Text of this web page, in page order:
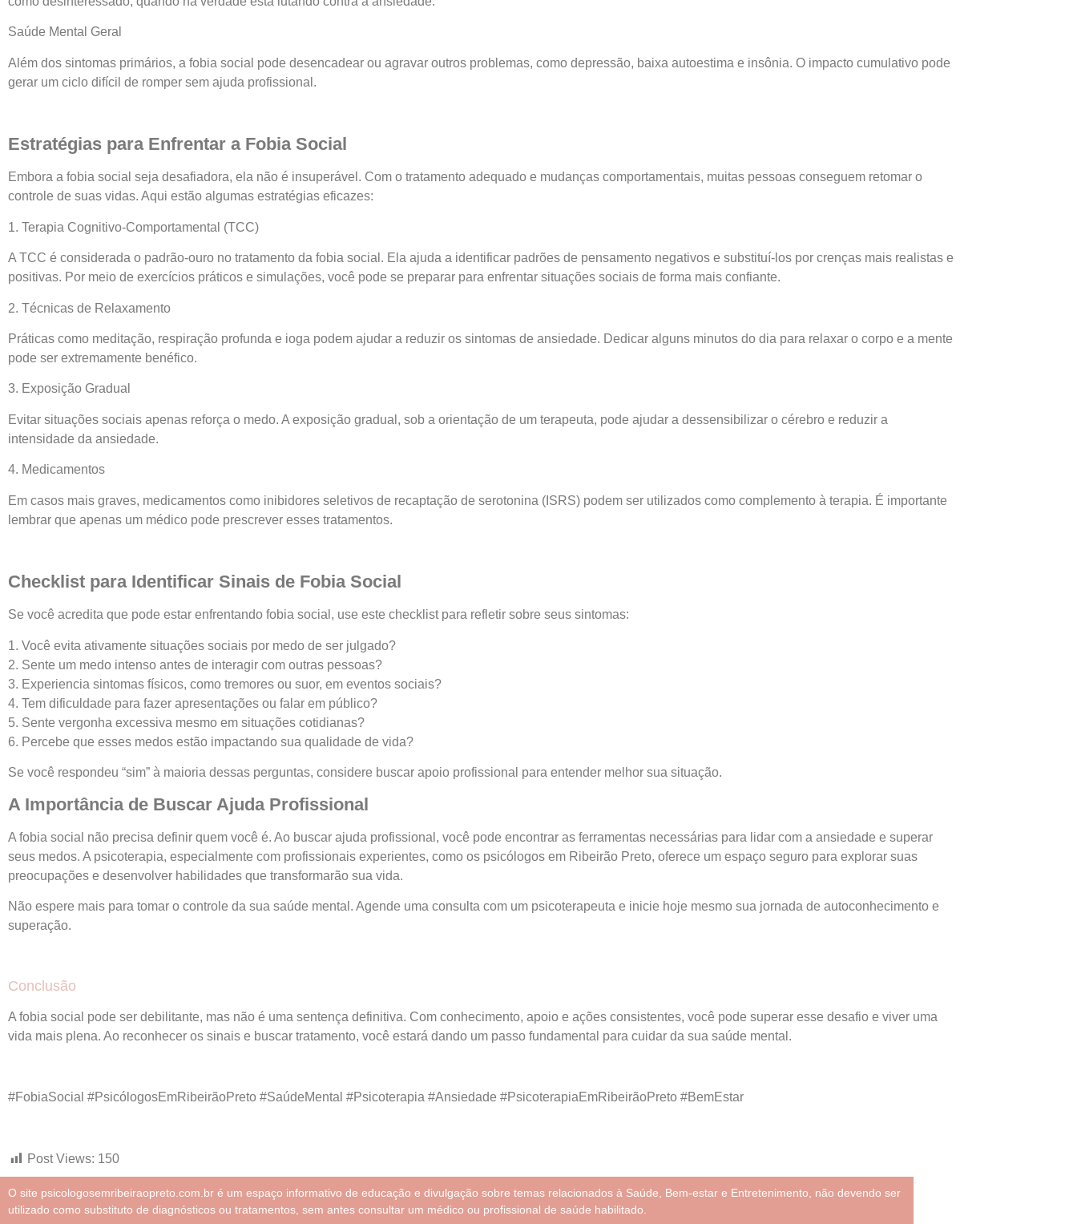
Saúde Mental Geral
Além dos sintomas primários, a fobia social pode desencadear ou agravar outros problemas, como depressão, baixa autoestima e insônia. O impacto cumulativo pode
gerar um ciclo difícil de romper sem ajuda profissional.
Estratégias para Enfrentar a Fobia Social
Embora a fobia social seja desafiadora, ela não é insuperável. Com o tratamento adequado e mudanças comportamentais, muitas pessoas conseguem retomar o
controle de suas vidas. Aqui estão algumas estratégias eficazes:
1. Terapia Cognitivo-Comportamental (TCC)
A TCC é considerada o padrão-ouro no tratamento da fobia social. Ela ajuda a identificar padrões de pensamento negativos e substituí-los por crenças mais realistas e
positivas. Por meio de exercícios práticos e simulações, você pode se preparar para enfrentar situações sociais de forma mais confiante.
2. Técnicas de Relaxamento
Práticas como meditação, respiração profunda e ioga podem ajudar a reduzir os sintomas de ansiedade. Dedicar alguns minutos do dia para relaxar o corpo e a mente
pode ser extremamente benéfico.
3. Exposição Gradual
Evitar situações sociais apenas reforça o medo. A exposição gradual, sob a orientação de um terapeuta, pode ajudar a dessensibilizar o cérebro e reduzir a
intensidade da ansiedade.
4. Medicamentos
Em casos mais graves, medicamentos como inibidores seletivos de recaptação de serotonina (ISRS) podem ser utilizados como complemento à terapia. É importante
lembrar que apenas um médico pode prescrever esses tratamentos.
Checklist para Identificar Sinais de Fobia Social
Se você acredita que pode estar enfrentando fobia social, use este checklist para refletir sobre seus sintomas:
1. Você evita ativamente situações sociais por medo de ser julgado?
2. Sente um medo intenso antes de interagir com outras pessoas?
3. Experiencia sintomas físicos, como tremores ou suor, em eventos sociais?
4. Tem dificuldade para fazer apresentações ou falar em público?
5. Sente vergonha excessiva mesmo em situações cotidianas?
6. Percebe que esses medos estão impactando sua qualidade de vida?
Se você respondeu “sim” à maioria dessas perguntas, considere buscar apoio profissional para entender melhor sua situação.
A Importância de Buscar Ajuda Profissional
A fobia social não precisa definir quem você é. Ao buscar ajuda profissional, você pode encontrar as ferramentas necessárias para lidar com a ansiedade e superar
seus medos. A psicoterapia, especialmente com profissionais experientes, como os psicólogos em Ribeirão Preto, oferece um espaço seguro para explorar suas
preocupações e desenvolver habilidades que transformarão sua vida.
Não espere mais para tomar o controle da sua saúde mental. Agende uma consulta com um psicoterapeuta e inicie hoje mesmo sua jornada de autoconhecimento e
superação.
Conclusão
A fobia social pode ser debilitante, mas não é uma sentença definitiva. Com conhecimento, apoio e ações consistentes, você pode superar esse desafio e viver uma
vida mais plena. Ao reconhecer os sinais e buscar tratamento, você estará dando um passo fundamental para cuidar da sua saúde mental.
#FobiaSocial #PsicólogosEmRibeirãoPreto #SaúdeMental #Psicoterapia #Ansiedade #PsicoterapiaEmRibeirãoPreto #BemEstar
Post Views: 150
O site psicologosemribeiraopreto.com.br é um espaço informativo de educação e divulgação sobre temas relacionados à Saúde, Bem-estar e Entretenimento, não devendo ser
utilizado como substituto de diagnósticos ou tratamentos, sem antes consultar um médico ou profissional de saúde habilitado.